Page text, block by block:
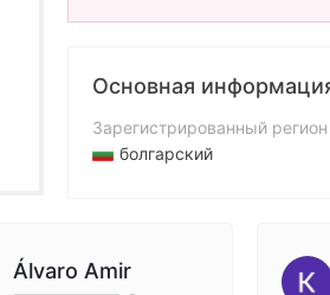
Основная
Зарегистрированный регион
болгарский
Компания
Álvaro Amir